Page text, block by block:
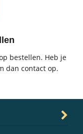
bestellen. Heb je
dan contact op.